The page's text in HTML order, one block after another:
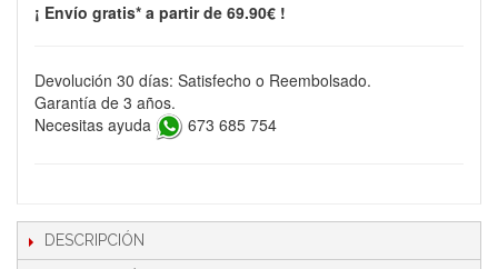
¡ Envío gratis* a partir de 69.90€ !
Devolución 30 días: Satisfecho o Reembolsado.
Garantía de 3 años.
Necesitas ayuda
673 685 754
DESCRIPCIÓN